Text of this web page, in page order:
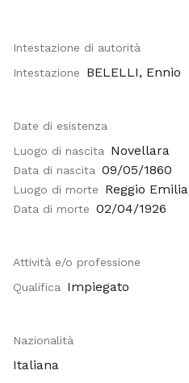
Intestazione di autorità
Intestazione
BELELLI, Ennio
Date di esistenza
Luogo di nascita
Novellara
Data di nascita 09/05/1860
Luogo di morte Reggio Emilia
Data di morte 02/04/1926
Attività e/o professione
Qualifica
Impiegato
Nazionalità
Italiana